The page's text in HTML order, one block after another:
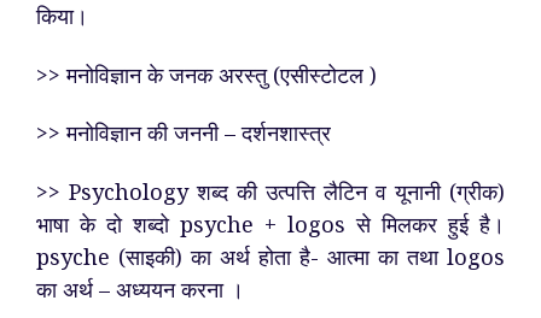
किया।
>> मनोविज्ञान के जनक अरस्तु (एसीस्टोटल )
>> मनोविज्ञान की जननी – दर्शनशास्त्र
>> Psychology शब्द की उत्पत्ति लैटिन व यूनानी (ग्रीक)
भाषा के दो शब्दो psyche + logos से मिलकर हुई है।
psyche (साइकी) का अर्थ होता है- आत्मा का तथा logos
का अर्थ – अध्ययन करना ।